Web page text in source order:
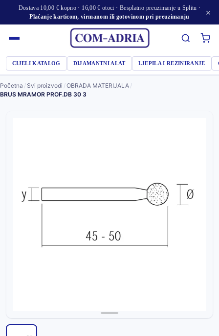
Dostava 10,00 € kopno · 16,00 € otoci · Besplatno preuzimanje u Splitu ·
Plaćanje karticom, virmanom ili gotovinom pri preuzimanju
×
CIJELI KATALOG DIJAMANTNI ALAT LJEPILA I REZINIRANJE
Početna / Svi proizvodi /OBRADA MATERIJALA /
BRUS MRAMOR PROF.DB 30 3